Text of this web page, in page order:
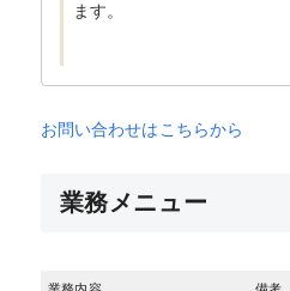
ます。
お問い合わせはこちらから
業務メニュー